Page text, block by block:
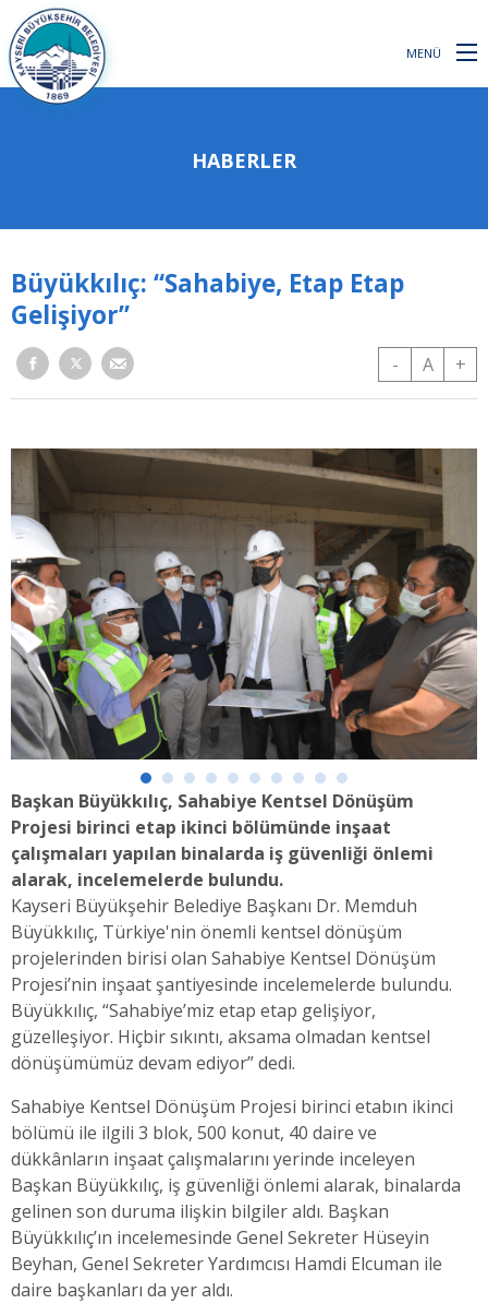
MENÜ
HABERLER
Büyükkılıç: “Sahabiye, Etap Etap
Gelişiyor”
- A +
Başkan Büyükkılıç, Sahabiye Kentsel Dönüşüm
Projesi birinci etap ikinci bölümünde inşaat
çalışmaları yapılan binalarda iş güvenliği önlemi
alarak, incelemelerde bulundu.
Kayseri Büyükşehir Belediye Başkanı Dr. Memduh
Büyükkılıç, Türkiye'nin önemli kentsel dönüşüm
projelerinden birisi olan Sahabiye Kentsel Dönüşüm
Projesi’nin inşaat şantiyesinde incelemelerde bulundu.
Büyükkılıç, “Sahabiye’miz etap etap gelişiyor,
güzelleşiyor. Hiçbir sıkıntı, aksama olmadan kentsel
dönüşümümüz devam ediyor” dedi.
Sahabiye Kentsel Dönüşüm Projesi birinci etabın ikinci
bölümü ile ilgili 3 blok, 500 konut, 40 daire ve
dükkânların inşaat çalışmalarını yerinde inceleyen
Başkan Büyükkılıç, iş güvenliği önlemi alarak, binalarda
gelinen son duruma ilişkin bilgiler aldı. Başkan
Büyükkılıç’ın incelemesinde Genel Sekreter Hüseyin
Beyhan, Genel Sekreter Yardımcısı Hamdi Elcuman ile
daire başkanları da yer aldı.